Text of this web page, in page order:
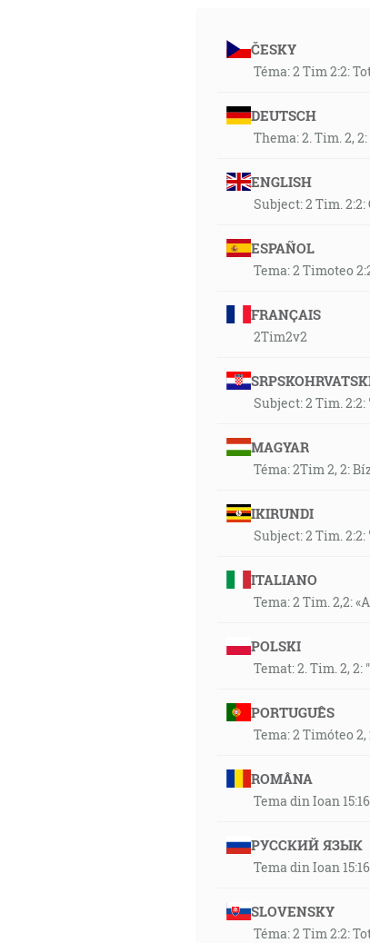
ČESKY
Téma: 2 Tim 2:2:
DEUTSCH
Thema: 2. Tim. 2,
ENGLISH
Subject: 2 Tim.
ESPAÑOL
Tema: 2 Timoteo
FRANÇAIS
2Tim2v2
Subject: 2 Tim.
MAGYAR
Téma: 2Tim 2, 2:
IKIRUNDI
Subject: 2 Tim.
ITALIANO
Tema: 2 Tim. 2,2:
POLSKI
Temat: 2. Tim. 2,
PORTUGUÊS
Tema: 2 Timóteo
ROMÂNA
Tema din Ioan
РУССКИЙ ЯЗЫК
Tema din Ioan
SLOVENSKY
Téma: 2 Tim 2:2: